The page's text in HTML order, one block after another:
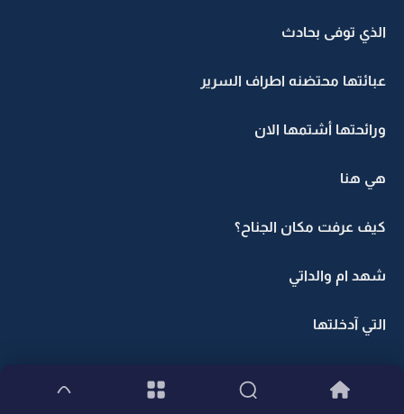
الذي توفى بحادث
عبائتها محتضنه اطراف السرير
ورائحتها أشتمها الان
هي هنا
كيف عرفت مكان الجناح؟
شهد ام والداتي
التي آدخلتها